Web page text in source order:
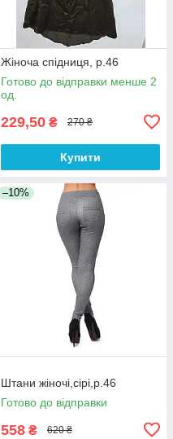
Жіноча спідниця, р.46
Готово до відправки менше 2
од.
229,50 ₴ 270 ₴
Купити
–10%
Штани жіночі,сірі,р.46
Готово до відправки
558 ₴ 620 ₴